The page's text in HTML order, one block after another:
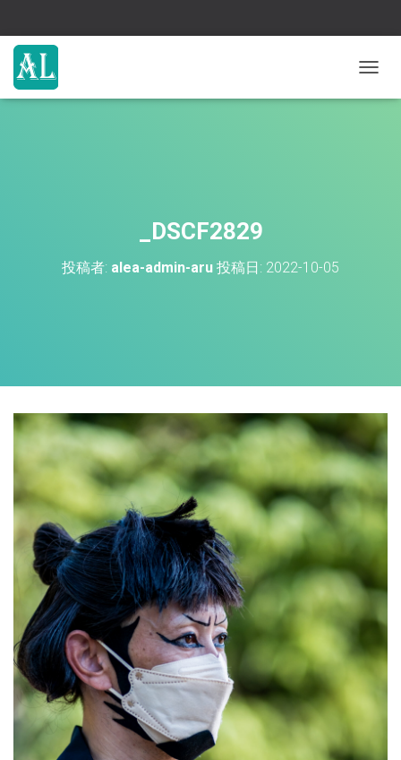
ビ
_DSCF2829
投稿者: alea-admin-aru 投稿日: 2022-10-05